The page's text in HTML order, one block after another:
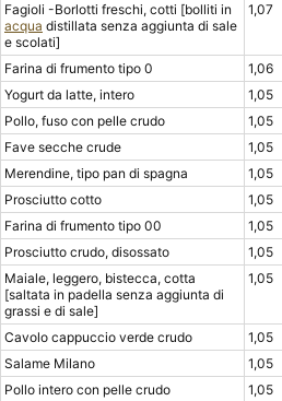
Fagioli -Borlotti freschi, cotti [bolliti in
acqua distillata senza aggiunta di sale
e scolati]
1,07
Farina di frumento tipo 0
1,06
Yogurt da latte, intero
1,05
Pollo, fuso con pelle crudo
1,05
Fave secche crude
1,05
Merendine, tipo pan di spagna
1,05
Prosciutto cotto
1,05
Farina di frumento tipo 00
1,05
Prosciutto crudo, disossato
1,05
Maiale, leggero, bistecca, cotta
[saltata in padella senza aggiunta di
grassi e di sale]
1,05
Cavolo cappuccio verde crudo
1,05
Salame Milano
1,05
Pollo intero con pelle crudo
1,05